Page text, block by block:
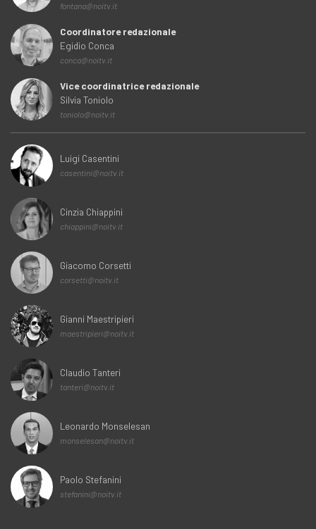
fontana@noitv.it
Coordinatore redazionale
Egidio Conca
conca@noitv.it
Vice coordinatrice redazionale
Silvia Toniolo
toniolo@noitv.it
Luigi Casentini
casentini@noitv.it
Cinzia Chiappini
chiappini@noitv.it
Giacomo Corsetti
corsetti@noitv.it
Gianni Maestripieri
maestripieri@noitv.it
Claudio Tanteri
tanteri@noitv.it
Leonardo Monselesan
monselesan@noitv.it
Paolo Stefanini
stefanini@noitv.it